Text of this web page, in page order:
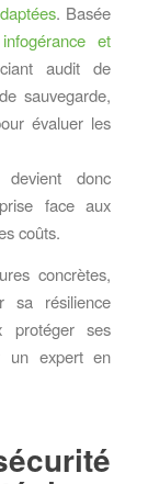
. Basée
et
audit de
sauvegarde,
évaluer les
donc
face aux
coûts.
concrètes,
sa résilience
protéger ses
un expert en